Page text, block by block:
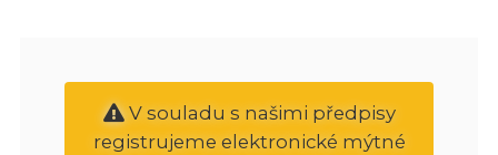
V souladu s našimi předpisy
registrujeme elektronické mýtné